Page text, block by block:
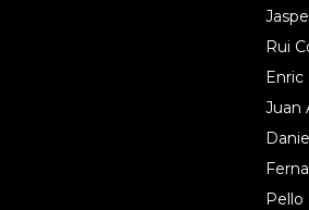
Rui
Enric
Juan
Pello